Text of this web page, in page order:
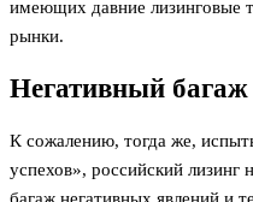
имеющих давние лизинговые
рынки.
Негативный багаж
К сожалению, тогда же,
успехов», российский лизинг